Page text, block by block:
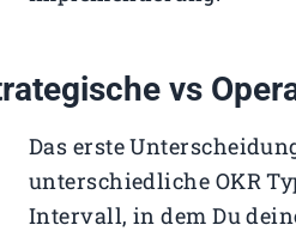
vs
Das erste
unterschiedliche OKR
Intervall, in dem Du